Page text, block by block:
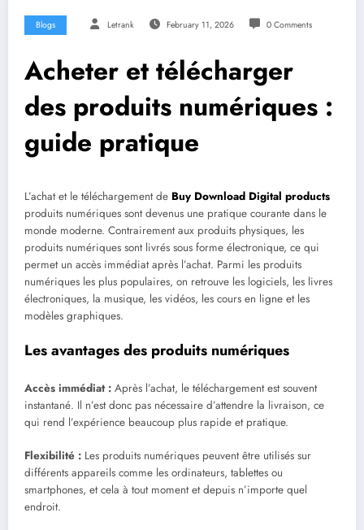
Blogs Letrank February 11, 2026 0 Comments
Acheter et télécharger
des produits numériques :
guide pratique
L’achat et le téléchargement de Buy Download Digital products
produits numériques sont devenus une pratique courante dans le
monde moderne. Contrairement aux produits physiques, les
produits numériques sont livrés sous forme électronique, ce qui
permet un accès immédiat après l’achat. Parmi les produits
numériques les plus populaires, on retrouve les logiciels, les livres
électroniques, la musique, les vidéos, les cours en ligne et les
modèles graphiques.
Les avantages des produits numériques
Accès immédiat : Après l’achat, le téléchargement est souvent
instantané. Il n’est donc pas nécessaire d’attendre la livraison, ce
qui rend l’expérience beaucoup plus rapide et pratique.
Flexibilité : Les produits numériques peuvent être utilisés sur
différents appareils comme les ordinateurs, tablettes ou
smartphones, et cela à tout moment et depuis n’importe quel
endroit.